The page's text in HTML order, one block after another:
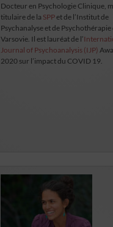
Docteur en Psychologie Clinique,
titulaire de la SPPet de l’Institut de
Psychanalyse et de Psychothérapie
Varsovie. Il est lauréat de l’
Journal of Psychoanalysis (IJP)
2020 sur l’impact du COVID 19.